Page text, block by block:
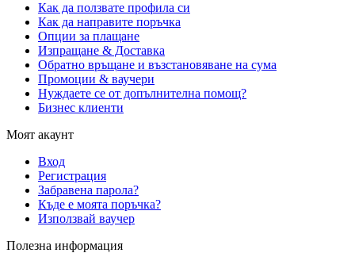
Как да ползвате профила си
Как да направите поръчка
Опции за плащане
Изпращане & Доставка
Обратно връщане и възстановяване на сума
Промоции & ваучери
Нуждаете се от допълнителна помощ?
Бизнес клиенти
Моят акаунт
Вход
Регистрация
Забравена парола?
Къде е моята поръчка?
Използвай ваучер
Полезна информация